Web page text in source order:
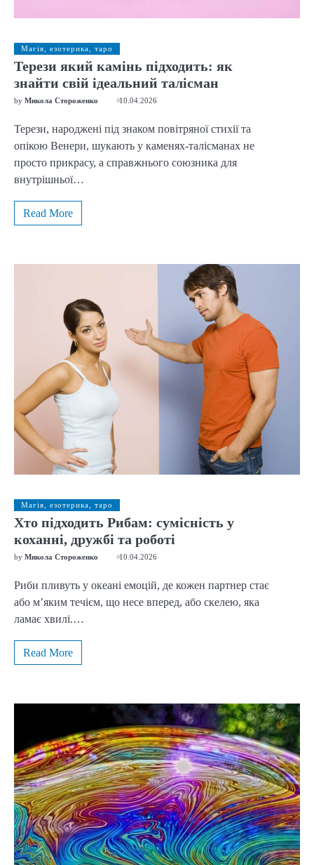
Магія, езотерика, таро
Терези який камінь підходить: як
знайти свій ідеальний талісман
by Микола Стороженко 10.04.2026
Терези, народжені під знаком повітряної стихії та
опікою Венери, шукають у каменях-талісманах не
просто прикрасу, а справжнього союзника для
внутрішньої…
Read More
Магія, езотерика, таро
Хто підходить Рибам: сумісність у
коханні, дружбі та роботі
by Микола Стороженко 10.04.2026
Риби пливуть у океані емоцій, де кожен партнер стає
або м’яким течієм, що несе вперед, або скелею, яка
ламає хвилі.…
Read More